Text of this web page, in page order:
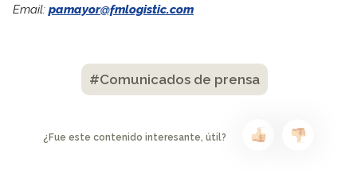
Email: pamayor@fmlogistic.com
#Comunicados de prensa
¿Fue este contenido interesante, útil?